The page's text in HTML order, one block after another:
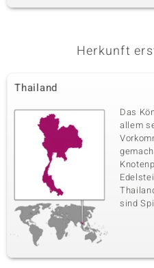
Herkunft
Thailand
Das
allem
sind